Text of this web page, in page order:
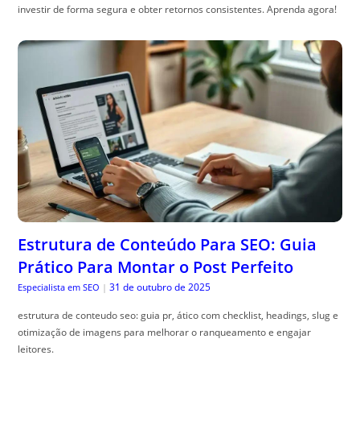
investir de forma segura e obter retornos consistentes. Aprenda agora!
Estrutura de Conteúdo Para SEO: Guia
Prático Para Montar o Post Perfeito
Especialista em SEO | 31 de outubro de 2025
estrutura de conteudo seo: guia pr, ático com checklist, headings, slug e
otimização de imagens para melhorar o ranqueamento e engajar
leitores.